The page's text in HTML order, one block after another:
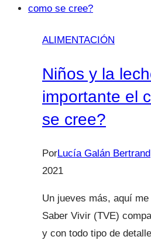
ALIMENTACIÓN
Niños y la
importante el
se cree?
PorLucía Galán Bertrand
2021
Un jueves más, aquí
Saber Vivir (TVE)
y con todo tipo de